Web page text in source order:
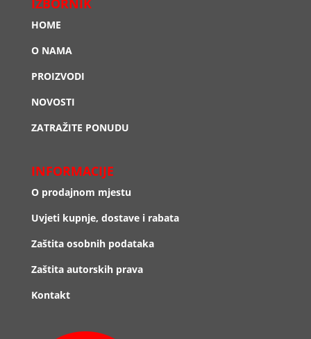
IZBORNIK
HOME
O NAMA
PROIZVODI
NOVOSTI
ZATRAŽITE PONUDU
INFORMACIJE
O prodajnom mjestu
Uvjeti kupnje, dostave i rabata
Zaštita osobnih podataka
Zaštita autorskih prava
Kontakt